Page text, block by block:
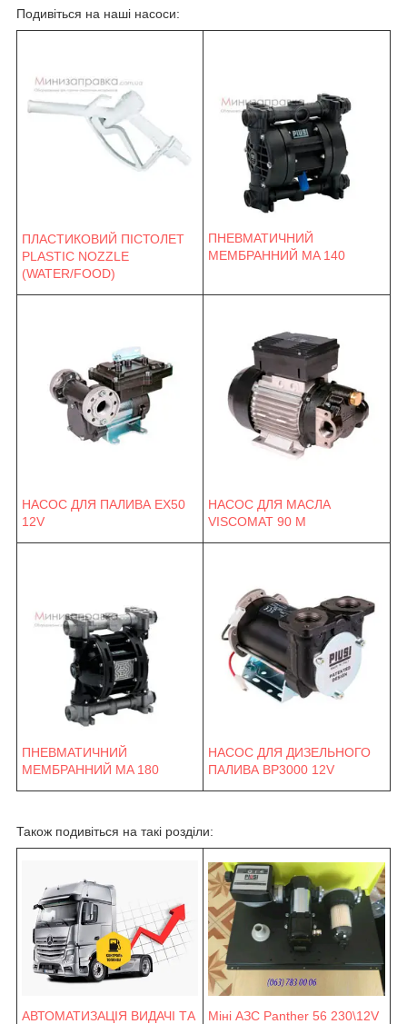
Подивіться на наші насоси:
ПЛАСТИКОВИЙ ПІСТОЛЕТ
PLASTIC NOZZLE
(WATER/FOOD)
ПНЕВМАТИЧНИЙ
МЕМБРАННИЙ MA 140
НАСОС ДЛЯ ПАЛИВА EX50
12V
НАСОС ДЛЯ МАСЛА
VISCOMAT 90 M
ПНЕВМАТИЧНИЙ
МЕМБРАННИЙ MA 180
НАСОС ДЛЯ ДИЗЕЛЬНОГО
ПАЛИВА BP3000 12V
Також подивіться на такі розділи:
АВТОМАТИЗАЦІЯ ВИДАЧІ ТА
Міні АЗС Panther 56 230\12V